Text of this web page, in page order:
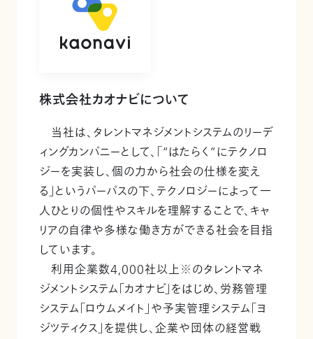
株式会社カオナビについて
当社は、タレントマネジメントシステムのリーデ
ィングカンパニーとして、「“はたらく”にテクノロ
ジーを実装し、個の力から社会の仕様を変え
る」というパーパスの下、テクノロジーによって一
人ひとりの個性やスキルを理解することで、キャ
リアの自律や多様な働き方ができる社会を目指
しています。
利用企業数4,000社以上※のタレントマネ
ジメントシステム「カオナビ」をはじめ、労務管理
システム「ロウムメイト」や予実管理システム「ヨ
ジツティクス」を提供し、企業や団体の経営戦